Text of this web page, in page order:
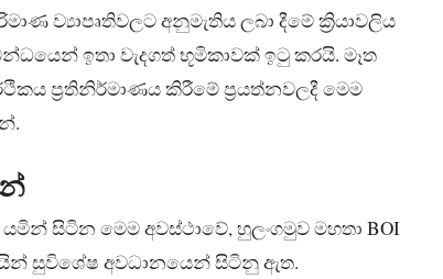
ව්‍යාපෘතිවලට අනුමැතිය ලබා දීමේ ක්‍රියාවලිය
ඉතා වැදගත් භූමිකාවක් ඉටු කරයි. මෑත
ප්‍රතිනිර්මාණය කිරීමේ ප්‍රයත්නවලදී මෙම
සිටින මෙම අවස්ථාවේ, හුලංගමුව මහතා BOI
සුවිශේෂ අවධානයෙන් සිටිනු ඇත.